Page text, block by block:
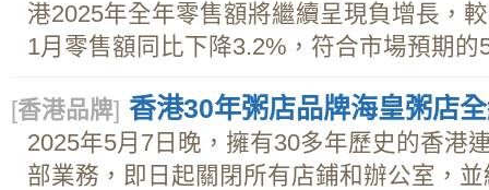
港2025年全年零售額將繼續呈現負增長，
1月零售額同比下降3.2%，符合市場預期的
[香港品牌] 香港30年粥店品牌海皇粥店
2025年5月7日晚，擁有30多年歷史的香港
部業務，即日起關閉所有店鋪和辦公室，